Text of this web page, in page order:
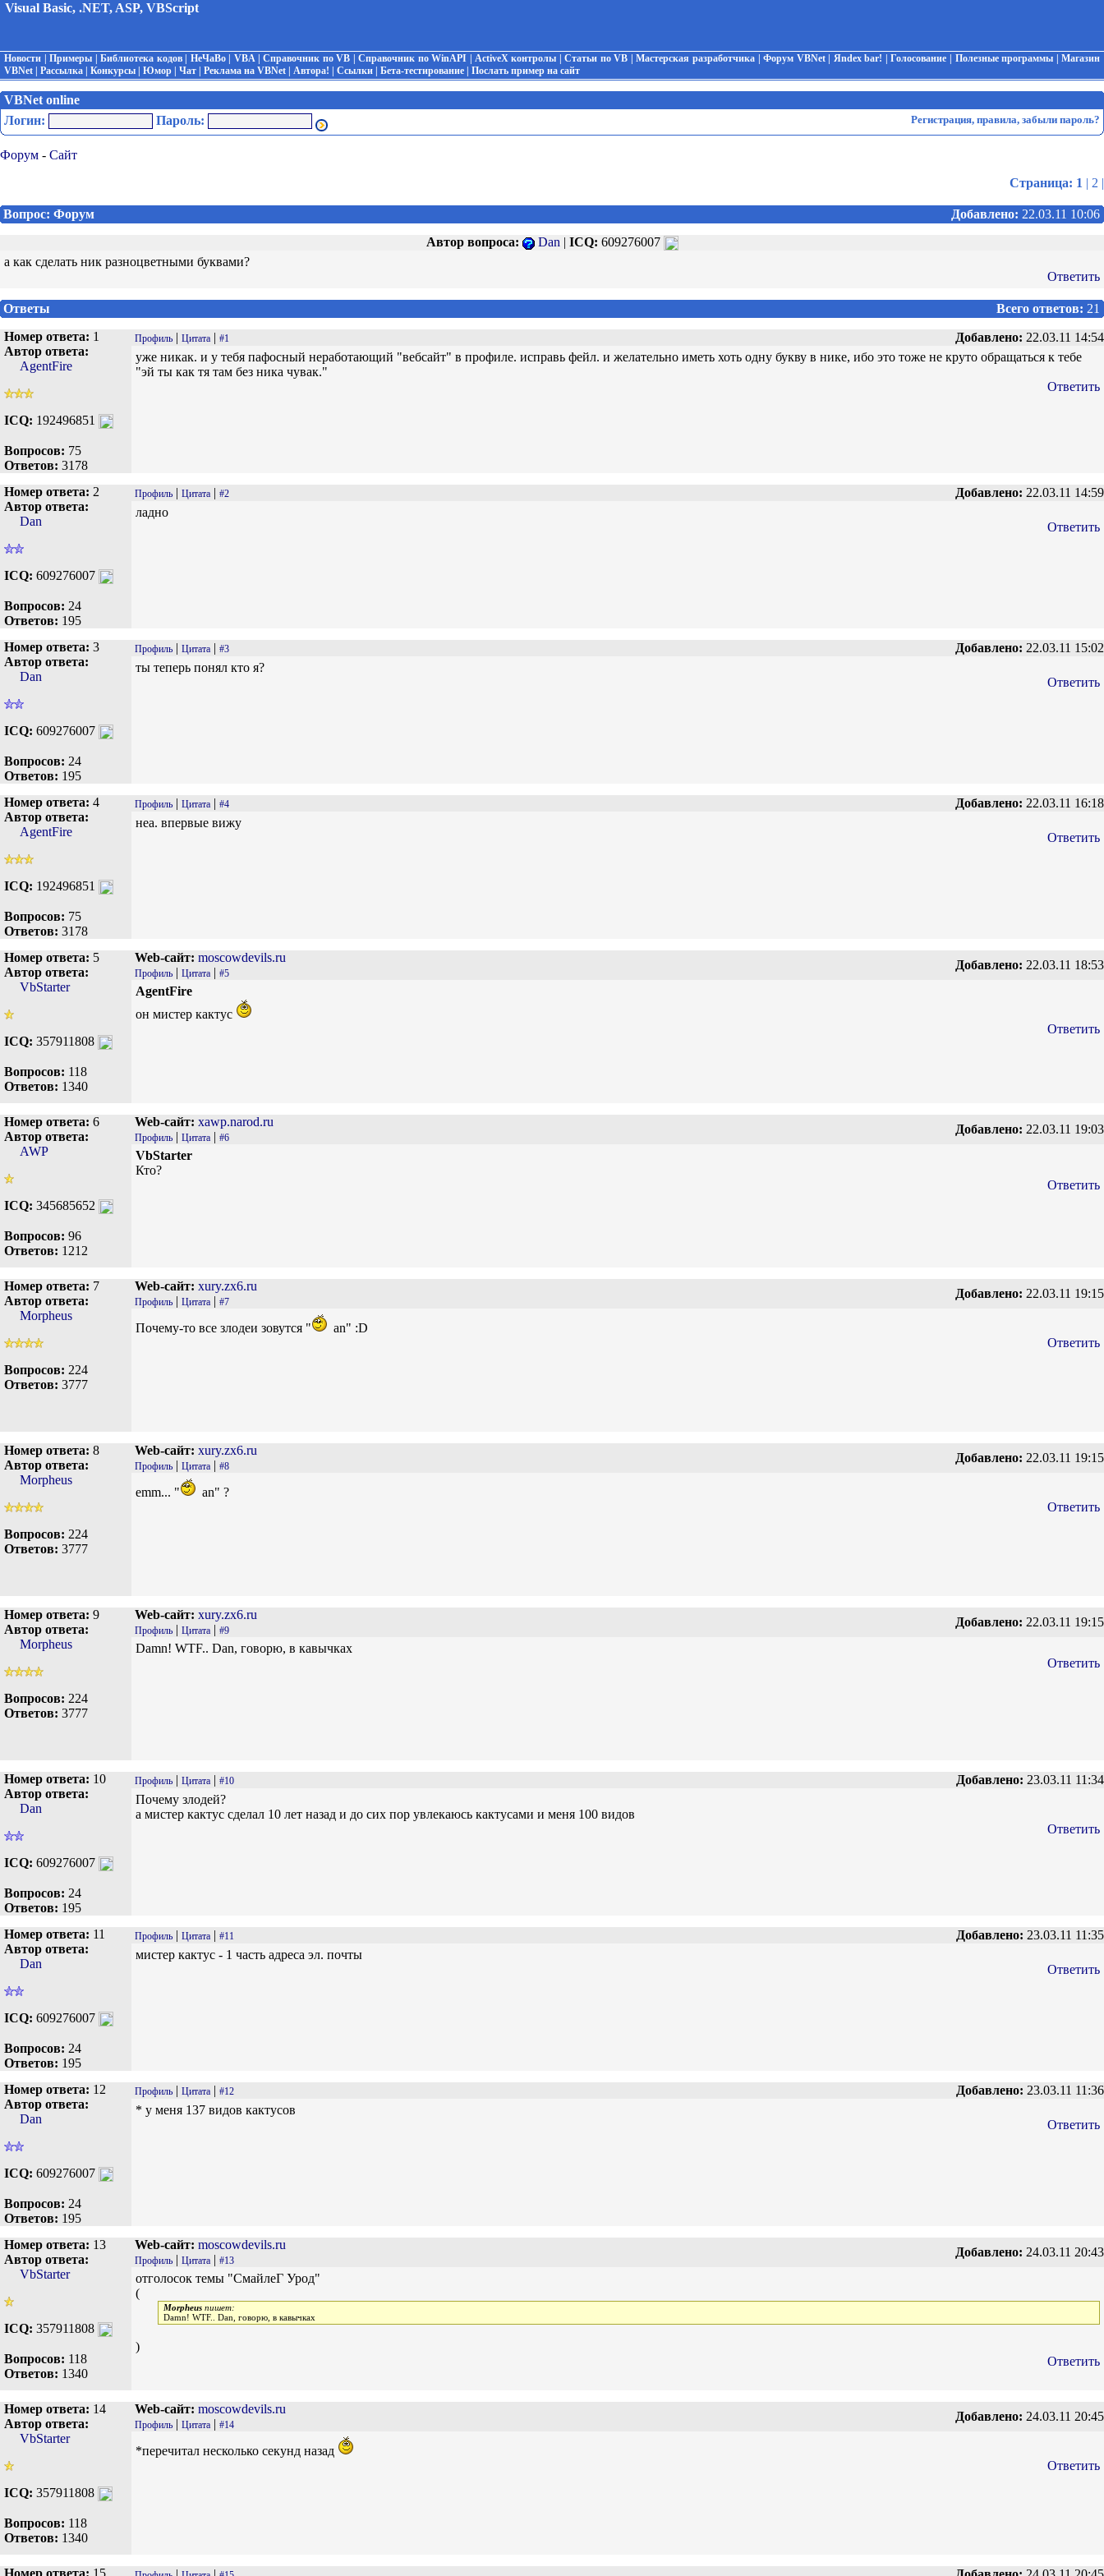
Visual Basic, .NET, ASP, VBScript
Новости |Примеры |Библиотека кодов| НеЧаВо| VBA|Справочник по VB |Справочник по WinAPI ActiveX контролы |Статьи по VB |Мастерская разработчика |Форум VBNet| Яndex bar! |Голосование Полезные программы |Магазин
VBNet
Рассылка Конкурсы Юмор Чат Реклама на VBNet Автора! Ссылки Бета-тестирование Послать пример на сайт
VBNet online
Логин:
Пароль: Регистрация, правила, забыли пароль?
Форум - Сайт
Страница: 1 | 2 |
Вопрос: Форум Добавлено: 22.03.11 10:06
Автор вопроса:
Dan | ICQ: 609276007
а как сделать ник разноцветными буквами?
Ответить
Ответы Всего ответов: 21
Номер ответа: 1
Автор ответа:
AgentFire
ICQ: 192496851
Вопросов: 75
Ответов: 3178
Профиль | Цитата | #1 Добавлено: 22.03.11 14:54
уже никак. и у тебя пафосный неработающий "вебсайт" в профиле. исправь фейл. и желательно иметь хоть одну букву в нике, ибо это тоже не круто обращаться к тебе
"эй ты как тя там без ника чувак."
Ответить
Номер ответа: 2
Автор ответа:
Dan
ICQ: 609276007
Вопросов: 24
Ответов: 195
Профиль | Цитата | #2 Добавлено: 22.03.11 14:59
ладно
Ответить
Номер ответа: 3
Автор ответа:
Dan
ICQ: 609276007
Вопросов: 24
Ответов: 195
Профиль | Цитата | #3 Добавлено: 22.03.11 15:02
ты теперь понял кто я?
Ответить
Номер ответа: 4
Автор ответа:
AgentFire
ICQ: 192496851
Вопросов: 75
Ответов: 3178
Профиль | Цитата | #4 Добавлено: 22.03.11 16:18
неа. впервые вижу
Ответить
Номер ответа: 5
Автор ответа:
VbStarter
ICQ: 357911808
Вопросов: 118
Ответов: 1340
Web-сайт: moscowdevils.ru
Профиль | Цитата | #5
Добавлено: 22.03.11 18:53
AgentFire
он мистер кактус
Ответить
Номер ответа: 6
Автор ответа:
AWP
ICQ: 345685652
Вопросов: 96
Ответов: 1212
Web-сайт: xawp.narod.ru
Профиль | Цитата | #6
Добавлено: 22.03.11 19:03
VbStarter
Кто?
Ответить
Номер ответа: 7
Автор ответа:
Morpheus
Вопросов: 224
Ответов: 3777
Web-сайт: xury.zx6.ru
Профиль | Цитата | #7
Добавлено: 22.03.11 19:15
Почему-то все злодеи зовутся "
an" :D
Ответить
Номер ответа: 8
Автор ответа:
Morpheus
Вопросов: 224
Ответов: 3777
Web-сайт: xury.zx6.ru
Профиль | Цитата | #8
Добавлено: 22.03.11 19:15
emm... "
an" ?
Ответить
Номер ответа: 9
Автор ответа:
Morpheus
Вопросов: 224
Ответов: 3777
Web-сайт: xury.zx6.ru
Профиль | Цитата | #9
Добавлено: 22.03.11 19:15
Damn! WTF.. Dan, говорю, в кавычках
Ответить
Номер ответа: 10
Автор ответа:
Dan
ICQ: 609276007
Вопросов: 24
Ответов: 195
Профиль | Цитата | #10 Добавлено: 23.03.11 11:34
Почему злодей?
а мистер кактус сделал 10 лет назад и до сих пор увлекаюсь кактусами и меня 100 видов
Ответить
Номер ответа: 11
Автор ответа:
Dan
ICQ: 609276007
Вопросов: 24
Ответов: 195
Профиль | Цитата | #11 Добавлено: 23.03.11 11:35
мистер кактус - 1 часть адреса эл. почты
Ответить
Номер ответа: 12
Автор ответа:
Dan
ICQ: 609276007
Вопросов: 24
Ответов: 195
Профиль | Цитата | #12 Добавлено: 23.03.11 11:36
* у меня 137 видов кактусов
Ответить
Номер ответа: 13
Автор ответа:
VbStarter
ICQ: 357911808
Вопросов: 118
Ответов: 1340
Web-сайт: moscowdevils.ru
Профиль | Цитата | #13
Добавлено: 24.03.11 20:43
отголосок темы "СмайлеГ Урод"
(
Morpheus пишет:
Damn! WTF.. Dan, говорю, в кавычках
)
Ответить
Номер ответа: 14
Автор ответа:
VbStarter
ICQ: 357911808
Вопросов: 118
Ответов: 1340
Web-сайт: moscowdevils.ru
Профиль | Цитата | #14
Добавлено: 24.03.11 20:45
*перечитал несколько секунд назад
Ответить
Номер ответа: 15